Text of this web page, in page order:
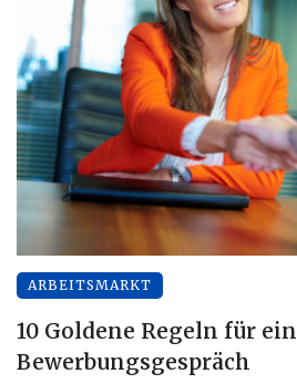
ARBEITSMARKT
10 Goldene Regeln für ein
Bewerbungsgespräch